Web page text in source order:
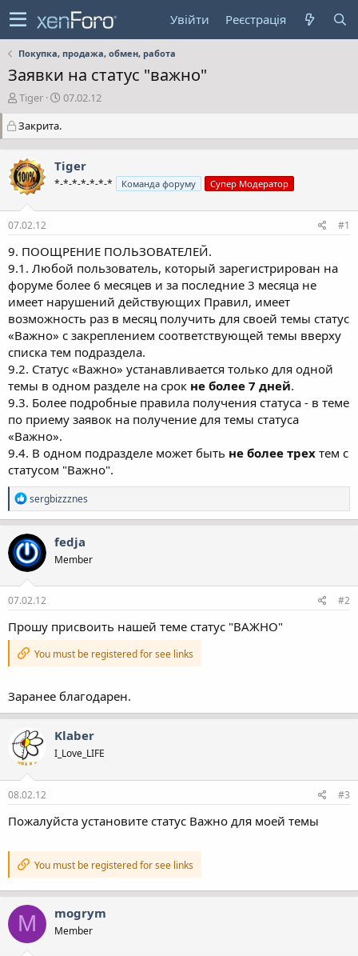
Увійти Реєстрація
Покупка, продажа, обмен, работа
Заявки на статус "важно"
А
т
о
р
т
е
м
и
Tiger
Д
а
т
в
р
н
я
07.02.12
Закрита.
Tiger
*-*-*-*-*-*-* Команда форуму Супер Модератор
07.02.12 #1
9. ПООЩРЕНИЕ ПОЛЬЗОВАТЕЛЕЙ.
9.1. Любой пользователь, который зарегистрирован на
форуме более 6 месяцев и за последние 3 месяца не
имеет нарушений действующих Правил, имеет
возможность раз в месяц получить для своей темы статус
«Важно» с закреплением соответствующей темы вверху
списка тем подраздела.
9.2. Статус «Важно» устанавливается только для одной
темы в одном разделе на срок не более 7 дней.
9.3. Более подробные правила получения статуса - в теме
по приему заявок на получение для темы статуса
«Важно».
9.4. В одном подразделе может быть не более трех тем с
статусом "Важно".
Р
е
а
к
ц
і
ї
:
sergbizzznes
fedja
Member
07.02.12 #2
Прошу присвоить нашей теме статус "ВАЖНО"
You must be registered for see links
Заранее благодарен.
Klaber
I_Love_LIFE
08.02.12 #3
Пожалуйста установите статус Важно для моей темы
You must be registered for see links
M mogrym
Member